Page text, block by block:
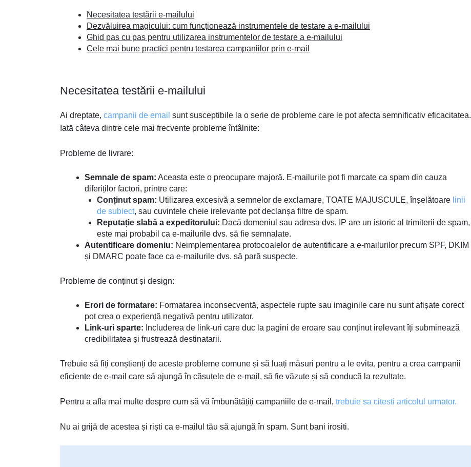
Necesitatea testării e-mailului
Dezvăluirea magicului: cum funcționează instrumentele de testare a e-mailului
Ghid pas cu pas pentru utilizarea instrumentelor de testare a e-mailului
Cele mai bune practici pentru testarea campaniilor prin e-mail
Necesitatea testării e-mailului
Ai dreptate, campanii de email sunt susceptibile la o serie de probleme care le pot afecta semnificativ eficacitatea.
Iată câteva dintre cele mai frecvente probleme întâlnite:
Probleme de livrare:
Semnale de spam: Aceasta este o preocupare majoră. E-mailurile pot fi marcate ca spam din cauza
diferiților factori, printre care:
Conținut spam: Utilizarea excesivă a semnelor de exclamare, TOATE MAJUSCULE, înșelătoare linii
de subiect, sau cuvintele cheie irelevante pot declanșa filtre de spam.
Reputație slabă a expeditorului: Dacă domeniul sau adresa dvs. IP are un istoric al trimiterii de spam,
este mai probabil ca e-mailurile dvs. să fie semnalate.
Autentificare domeniu: Neimplementarea protocoalelor de autentificare a e-mailurilor precum SPF, DKIM
și DMARC poate face ca e-mailurile dvs. să pară suspecte.
Probleme de conținut și design:
Erori de formatare: Formatarea inconsecventă, aspectele rupte sau imaginile care nu sunt afișate corect
pot crea o experiență negativă pentru utilizator.
Link-uri sparte: Includerea de link-uri care duc la pagini de eroare sau conținut irelevant îți subminează
credibilitatea și frustrează destinatarii.
Trebuie să fiți conștienți de aceste probleme comune și să luați măsuri pentru a le evita, pentru a crea campanii
eficiente de e-mail care să ajungă în căsuțele de e-mail, să fie văzute și să conducă la rezultate.
Pentru a afla mai multe despre cum să vă îmbunătățiți campaniile de e-mail, trebuie sa citesti articolul urmator.
Nu ai grijă de acestea și riști ca e-mailul tău să ajungă în spam. Sunt bani irositi.